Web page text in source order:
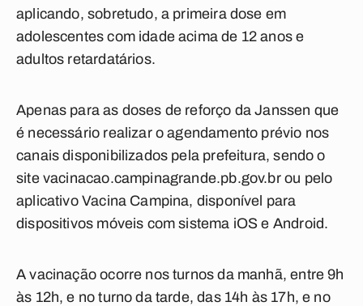
aplicando, sobretudo, a primeira dose em
adolescentes com idade acima de 12 anos e
adultos retardatários.
Apenas para as doses de reforço da Janssen que
é necessário realizar o agendamento prévio nos
canais disponibilizados pela prefeitura, sendo o
site vacinacao.campinagrande.pb.gov.br ou pelo
aplicativo Vacina Campina, disponível para
dispositivos móveis com sistema iOS e Android.
A vacinação ocorre nos turnos da manhã, entre 9h
às 12h, e no turno da tarde, das 14h às 17h, e no